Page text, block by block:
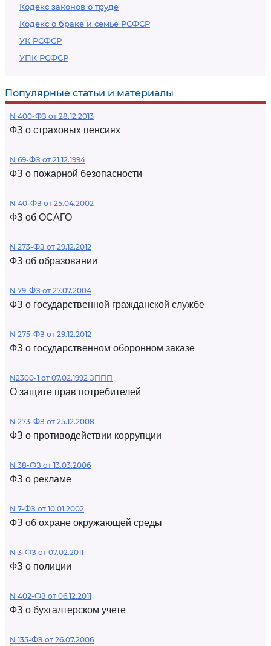
Кодекс законов о труде
Кодекс о браке и семье РСФСР
УК РСФСР
УПК РСФСР
Популярные статьи и материалы
N 400-ФЗ от 28.12.2013
ФЗ о страховых пенсиях
N 69-ФЗ от 21.12.1994
ФЗ о пожарной безопасности
N 40-ФЗ от 25.04.2002
ФЗ об ОСАГО
N 273-ФЗ от 29.12.2012
ФЗ об образовании
N 79-ФЗ от 27.07.2004
ФЗ о государственной гражданской службе
N 275-ФЗ от 29.12.2012
ФЗ о государственном оборонном заказе
N2300-1 от 07.02.1992 ЗППП
О защите прав потребителей
N 273-ФЗ от 25.12.2008
ФЗ о противодействии коррупции
N 38-ФЗ от 13.03.2006
ФЗ о рекламе
N 7-ФЗ от 10.01.2002
ФЗ об охране окружающей среды
N 3-ФЗ от 07.02.2011
ФЗ о полиции
N 402-ФЗ от 06.12.2011
ФЗ о бухгалтерском учете
N 135-ФЗ от 26.07.2006